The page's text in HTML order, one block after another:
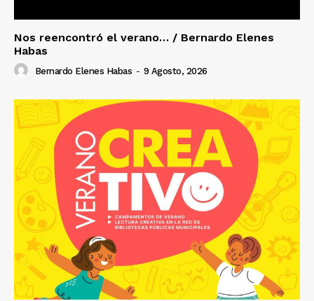
Nos reencontró el verano… / Bernardo Elenes
Habas
Bernardo Elenes Habas - 9 Agosto, 2026